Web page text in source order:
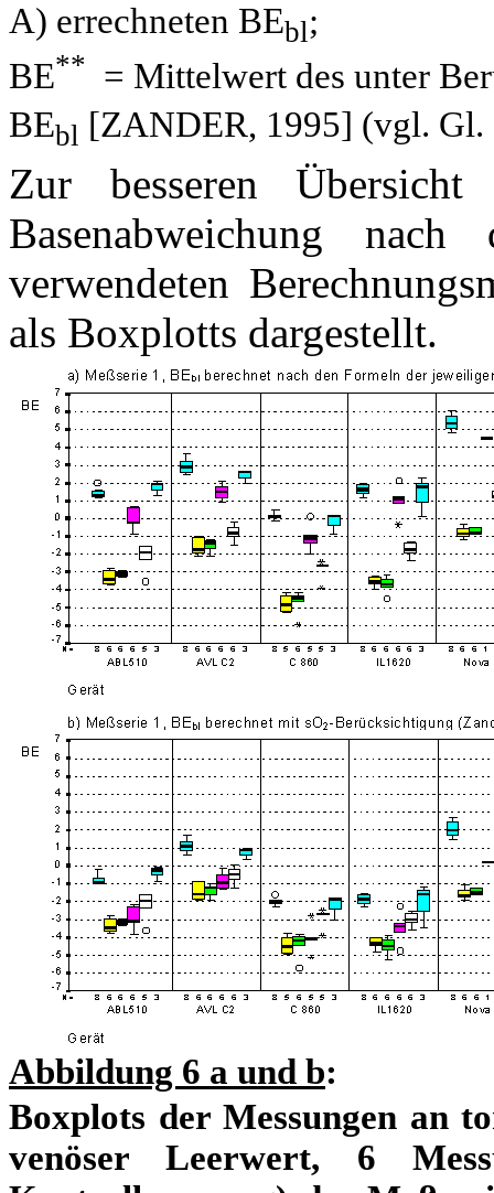
A) errechneten BEbl;
BE**
= Mittelwert des unter
BEbl [ZANDER, 1995] (vgl. Gl.
Zur besseren
Basenabweichung
verwendeten
als Boxplotts dargestellt.
Abbildung 6 a und b:
Boxplots der Messungen an
venöser Leerwert, 6